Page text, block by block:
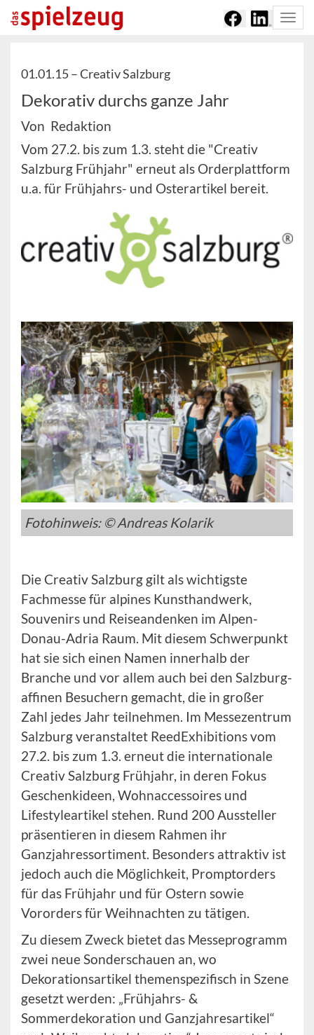
01.01.15 –Creativ Salzburg
Dekorativ durchs ganze Jahr
Von Redaktion
Vom 27.2. bis zum 1.3. steht die "Creativ
Salzburg Frühjahr" erneut als Orderplattform
u.a. für Frühjahrs- und Osterartikel bereit.
Fotohinweis: © Andreas Kolarik
Die Creativ Salzburg gilt als wichtigste
Fachmesse für alpines Kunsthandwerk,
Souvenirs und Reiseandenken im Alpen-
Donau-Adria Raum. Mit diesem Schwerpunkt
hat sie sich einen Namen innerhalb der
Branche und vor allem auch bei den Salzburg-
affinen Besuchern gemacht, die in großer
Zahl jedes Jahr teilnehmen. Im Messezentrum
Salzburg veranstaltet ReedExhibitions vom
27.2. bis zum 1.3. erneut die internationale
Creativ Salzburg Frühjahr, in deren Fokus
Geschenkideen, Wohnaccessoires und
Lifestyleartikel stehen. Rund 200 Aussteller
präsentieren in diesem Rahmen ihr
Ganzjahressortiment. Besonders attraktiv ist
jedoch auch die Möglichkeit, Promptorders
für das Frühjahr und für Ostern sowie
Vororders für Weihnachten zu tätigen.
Zu diesem Zweck bietet das Messeprogramm
zwei neue Sonderschauen an, wo
Dekorationsartikel themenspezifisch in Szene
gesetzt werden: „Frühjahrs- &
Sommerdekoration und Ganzjahresartikel“